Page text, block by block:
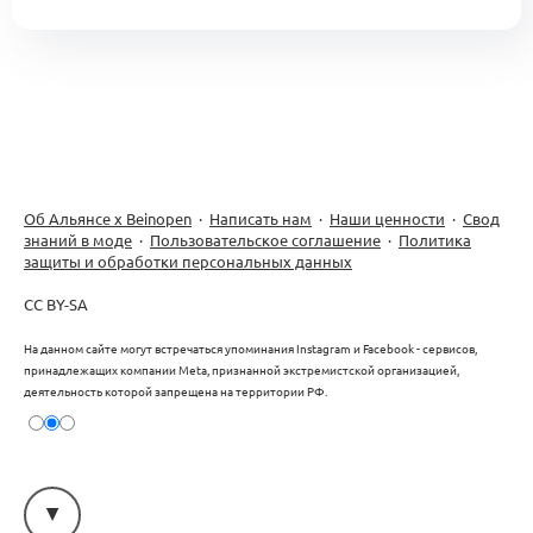
Об Альянсе х Beinopen · Написать нам · Наши ценности · Свод
знаний в моде · Пользовательское соглашение · Политика
защиты и обработки персональных данных
CC BY-SA
На данном сайте могут встречаться упоминания Instagram и Facebook - сервисов,
принадлежащих компании Meta, признанной экстремистской организацией,
деятельность которой запрещена на территории РФ.